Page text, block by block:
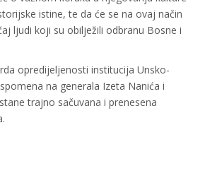
istine, te da će se na ovaj način
ljudi koji su obilježili odbranu Bosne i
opredijeljenosti institucija Unsko-
na generala Izeta Nanića i
trajno sačuvana i prenesena